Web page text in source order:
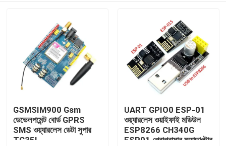
GSMSIM900 Gsm
ডেভেলপমেন্ট বোর্ড GPRS
SMS ওয়্যারলেস ডেটা সুপার
TC35I
UART GPIO0 ESP-01
ওয়্যারলেস ওয়াইফাই মডিউল
ESP8266 CH340G
ESP01 প্রোগ্রামার অ্যাডাপ্টার